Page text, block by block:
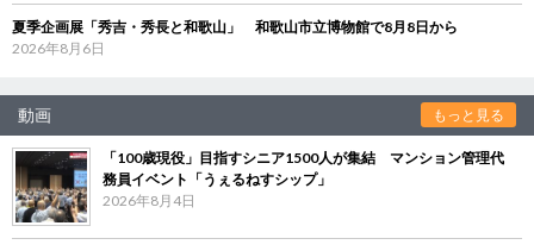
夏季企画展「秀吉・秀長と和歌山」 和歌山市立博物館で8月8日から
2026年8月6日
動画 もっと見る
「100歳現役」目指すシニア1500人が集結 マンション管理代
務員イベント「うぇるねすシップ」
2026年8月4日